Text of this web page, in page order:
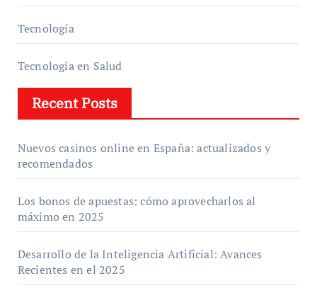
Tecnología
Tecnología en Salud
Recent Posts
Nuevos casinos online en España: actualizados y
recomendados
Los bonos de apuestas: cómo aprovecharlos al
máximo en 2025
Desarrollo de la Inteligencia Artificial: Avances
Recientes en el 2025